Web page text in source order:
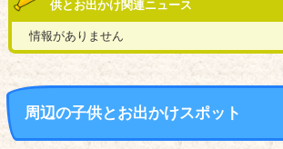
供とお出かけ関連ニュース
情報がありません
周辺の子供とお出かけスポット